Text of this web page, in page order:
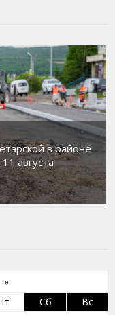
в районе
августа
Сб
Вс